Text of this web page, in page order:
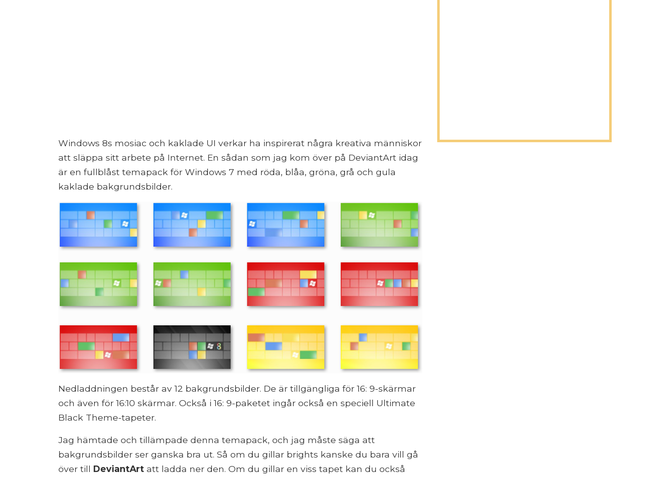
Windows 8s mosiac och kaklade UI verkar ha inspirerat några kreativa människor
att släppa sitt arbete på Internet. En sådan som jag kom över på DeviantArt idag
är en fullblåst temapack för Windows 7 med röda, blåa, gröna, grå och gula
kaklade bakgrundsbilder.
Nedladdningen består av 12 bakgrundsbilder. De är tillgängliga för 16: 9-skärmar
och även för 16:10 skärmar. Också i 16: 9-paketet ingår också en speciell Ultimate
Black Theme-tapeter.
Jag hämtade och tillämpade denna temapack, och jag måste säga att
bakgrundsbilder ser ganska bra ut. Så om du gillar brights kanske du bara vill gå
över till DeviantArt att ladda ner den. Om du gillar en viss tapet kan du också